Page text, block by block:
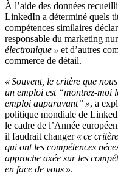
À l’aide des données
LinkedIn a déterminé quels
compétences similaires
responsable du marketing
électronique » et d’autres
commerce de détail.
« Souvent, le critère que
un emploi est “montrez-moi
emploi auparavant” », a
politique mondiale de
le cadre de l’Année
il faudrait changer « ce
qui ont les compétences
approche axée sur les
en face de vous ».